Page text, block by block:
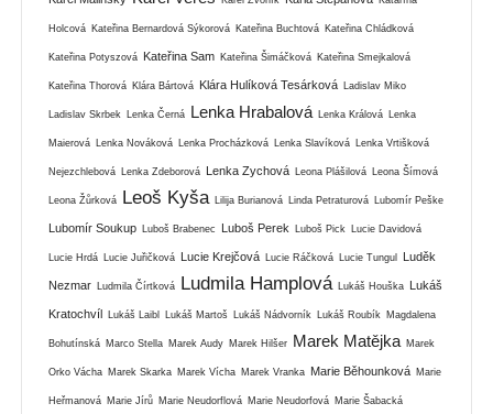
Holcová Kateřina Bernardová Sýkorová Kateřina Buchtová Kateřina Chládková
Kateřina Potyszová Kateřina Sam Kateřina Šimáčková Kateřina Smejkalová
Kateřina Thorová Klára Bártová Klára Hulíková Tesárková Ladislav Miko
Ladislav Skrbek Lenka Černá Lenka Hrabalová Lenka Králová Lenka
Maierová Lenka Nováková Lenka Procházková Lenka Slavíková Lenka Vrtišková
Nejezchlebová Lenka Zdeborová Lenka Zychová Leona Plášilová Leona Šímová
Leona Žůrková Leoš Kyša Lilija Burianová Linda Petraturová Lubomír Peške
Lubomír Soukup Luboš Brabenec Luboš Perek Luboš Pick Lucie Davidová
Lucie Hrdá Lucie Juřičková Lucie Krejčová Lucie Ráčková Lucie Tungul Luděk
Nezmar Ludmila Čírtková Ludmila Hamplová Lukáš Houška Lukáš
Kratochvíl Lukáš Laibl Lukáš Martoš Lukáš Nádvorník Lukáš Roubík Magdalena
Bohutínská Marco Stella Marek Audy Marek Hilšer Marek Matějka Marek
Orko Vácha Marek Skarka Marek Vícha Marek Vranka Marie Běhounková Marie
Heřmanová Marie Jírů Marie Neudorflová Marie Neudorfová Marie Šabacká